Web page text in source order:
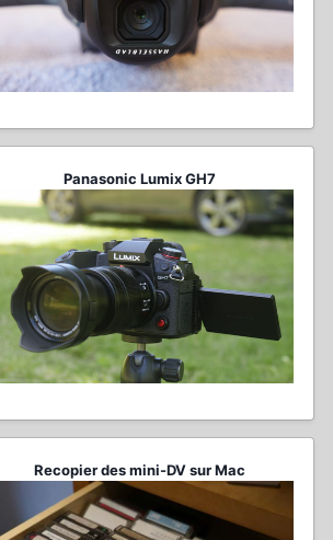
Panasonic Lumix GH7
Recopier des mini-DV sur Mac